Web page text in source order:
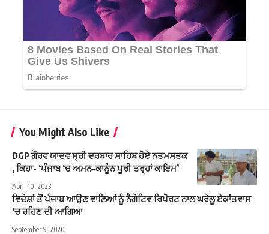
You Might Also Like
DGP ਗੌਰਵ ਯਾਦਵ ਸ੍ਰੀ ਦਰਬਾਰ ਸਾਹਿਬ ਹੋਏ ਨਤਮਸਤਕ
, ਕਿਹਾ- ‘ਪੰਜਾਬ ‘ਚ ਅਮਨ-ਕਾਨੂੰਨ ਪੂਰੀ ਤਰ੍ਹਾਂ ਕਾਇਮ’
April 10, 2023
ਵਿਦੇਸ਼ਾਂ ਤੋਂ ਪੰਜਾਬ ਆਉਣ ਵਾਲਿਆਂ ਨੂੰ ਨੈਗੇਟਿਵ ਰਿਪੋਰਟ ਨਾਲ ਘਰੇਲੂ ਏਕਾਂਤਵਾਸ
‘ਚ ਰਹਿਣ ਦੀ ਆਗਿਆ
September 9, 2020